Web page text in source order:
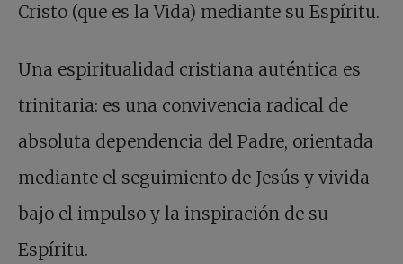
Cristo (que es la Vida) mediante su Espíritu.
Una espiritualidad cristiana auténtica es
trinitaria: es una convivencia radical de
absoluta dependencia del Padre, orientada
mediante el seguimiento de Jesús y vivida
bajo el impulso y la inspiración de su
Espíritu.